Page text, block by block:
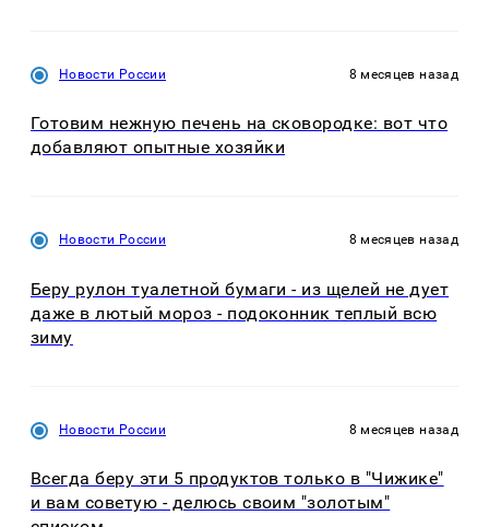
Новости России 8 месяцев назад
Готовим нежную печень на сковородке: вот что
добавляют опытные хозяйки
Новости России 8 месяцев назад
Беру рулон туалетной бумаги - из щелей не дует
даже в лютый мороз - подоконник теплый всю
зиму
Новости России 8 месяцев назад
Всегда беру эти 5 продуктов только в "Чижике"
и вам советую - делюсь своим "золотым"